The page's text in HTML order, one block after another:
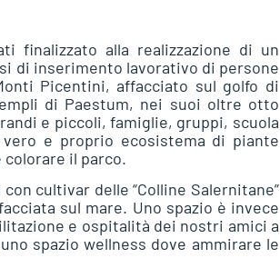
finalizzato alla realizzazione di un
di inserimento lavorativo di persone
Picentini, affacciato sul golfo di
di Paestum, nei suoi oltre otto
e piccoli, famiglie, gruppi, scuola
vero e proprio ecosistema di piante
il parco.
cultivar delle “Colline Salernitane”
sul mare. Uno spazio è invece
e ospitalità dei nostri amici a
spazio wellness dove ammirare le